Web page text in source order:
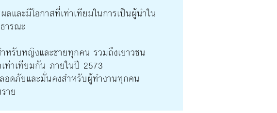
และมีโอกาสที่เท่าเทียมในการเป็นผู้นำใน
ารณะ
รับหญิงและชายทุกคน รวมถึงเยาวชน
ท่าเทียมกัน ภายในปี 2573
อดภัยและมั่นคงสำหรับผู้ทำงานทุกคน
าย